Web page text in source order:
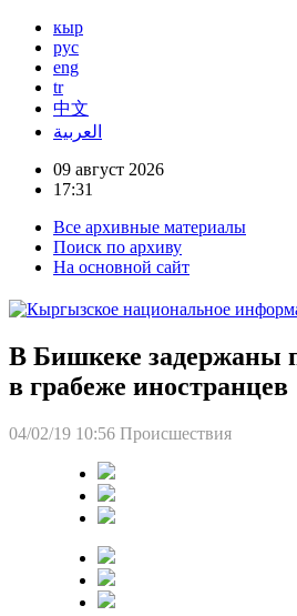
кыр
рус
eng
tr
中文
العربية
09 август 2026
17:31
Все архивные материалы
Поиск по архиву
На основной сайт
В Бишкеке задержаны
в грабеже иностранцев
04/02/19 10:56 Происшествия